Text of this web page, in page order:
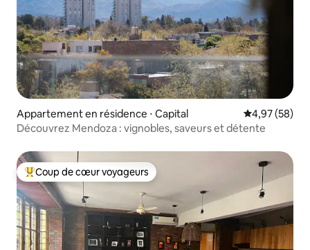
Appartement en résidence ⋅ Capital Évaluation
4,97 (58)
Découvrez Mendoza : vignobles, saveurs et détente
Coups de cœur voyageurs les plus appréciés
Coup de cœur voyageurs